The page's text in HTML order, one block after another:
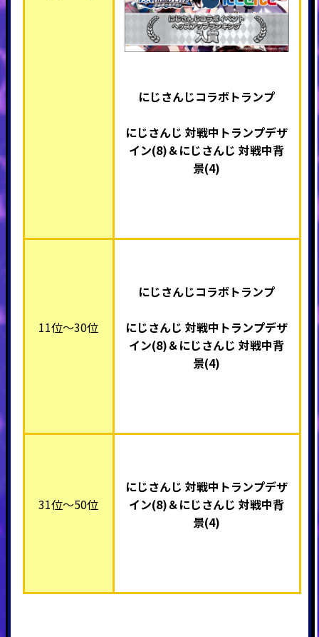
にじさんじコラボトランプ
にじさんじ 対戦中トランプデザ
イン(8)＆にじさんじ 対戦中背
景(4)
11位～30位
にじさんじコラボトランプ
にじさんじ 対戦中トランプデザ
イン(8)＆にじさんじ 対戦中背
景(4)
31位～50位
にじさんじ 対戦中トランプデザ
イン(8)＆にじさんじ 対戦中背
景(4)